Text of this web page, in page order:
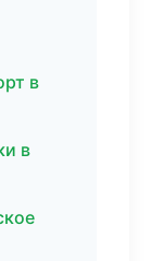
в
в